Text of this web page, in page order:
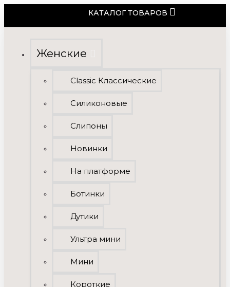
КАТАЛОГ ТОВАРОВ
Женские
Classic Классические
Силиконовые
Слипоны
Новинки
На платформе
Ботинки
Дутики
Ультра мини
Мини
Короткие